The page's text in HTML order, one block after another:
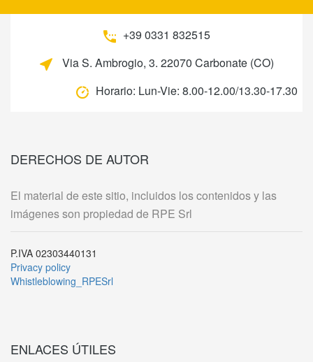
+39 0331 832515
Via S. Ambrogio, 3. 22070 Carbonate (CO)
Horario: Lun-Vie: 8.00-12.00/13.30-17.30
DERECHOS DE AUTOR
El material de este sitio, incluidos los contenidos y las
imágenes son propiedad de RPE Srl
P.IVA 02303440131
Privacy policy
Whistleblowing_RPESrl
ENLACES ÚTILES